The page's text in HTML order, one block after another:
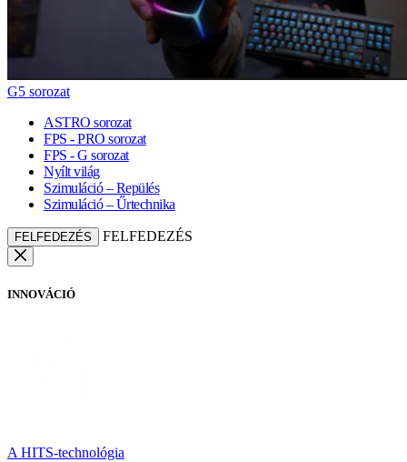
G5 sorozat
ASTRO sorozat
FPS - PRO sorozat
FPS - G sorozat
Nyílt világ
Szimuláció – Repülés
Szimuláció – Űrtechnika
FELFEDEZÉS FELFEDEZÉS
INNOVÁCIÓ
A HITS-technológia